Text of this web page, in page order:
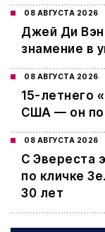
08 АВГУСТА 2026
Джей Ди
знамение в
08 АВГУСТА 2026
15-летнего
США — он
08 АВГУСТА 2026
С Эвереста
по кличке
30 лет